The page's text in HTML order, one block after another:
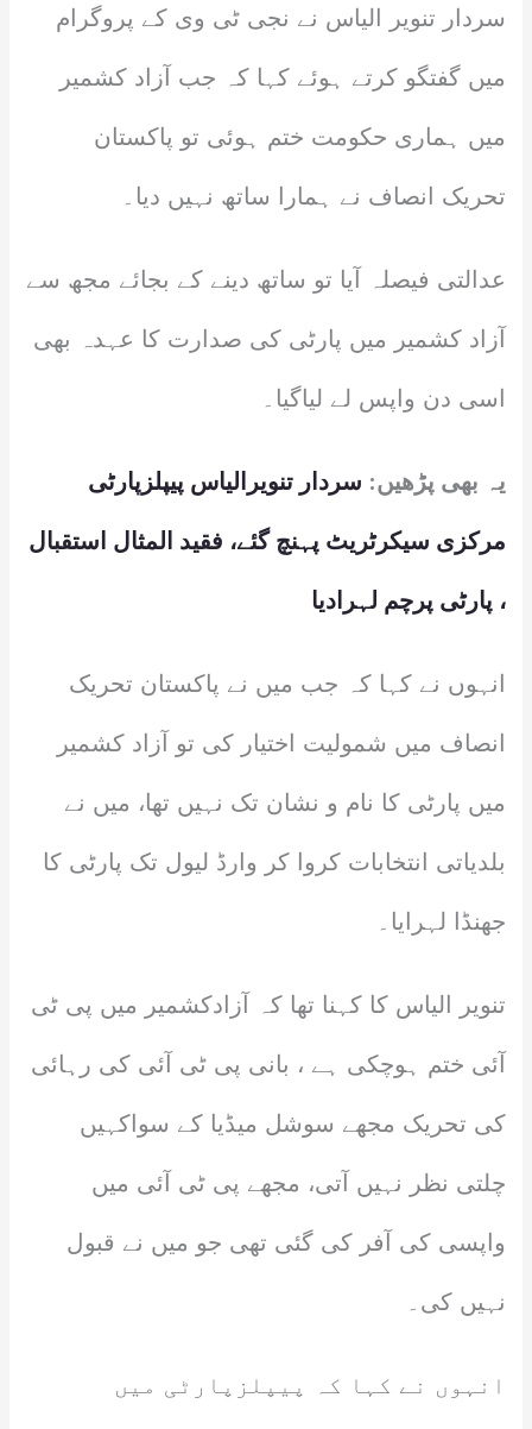
سردار تنویر الیاس نے نجی ٹی وی کے پروگرام
میں گفتگو کرتے ہوئے کہا کہ جب آزاد کشمیر
میں ہماری حکومت ختم ہوئی تو پاکستان
تحریک انصاف نے ہمارا ساتھ نہیں دیا۔
عدالتی فیصلہ آیا تو ساتھ دینے کے بجائے مجھ سے
آزاد کشمیر میں پارٹی کی صدارت کا عہدہ بھی
اسی دن واپس لے لیاگیا۔
یہ بھی پڑھیں: سردار تنویرالیاس پیپلزپارٹی
مرکزی سیکرٹریٹ پہنچ گئے، فقید المثال استقبال
، پارٹی پرچم لہرادیا
انہوں نے کہا کہ جب میں نے پاکستان تحریک
انصاف میں شمولیت اختیار کی تو آزاد کشمیر
میں پارٹی کا نام و نشان تک نہیں تھا، میں نے
بلدیاتی انتخابات کروا کر وارڈ لیول تک پارٹی کا
جھنڈا لہرایا۔
تنویر الیاس کا کہنا تھا کہ آزادکشمیر میں پی ٹی
آئی ختم ہوچکی ہے ، بانی پی ٹی آئی کی رہائی
کی تحریک مجھے سوشل میڈیا کے سواکہیں
چلتی نظر نہیں آتی، مجھے پی ٹی آئی میں
واپسی کی آفر کی گئی تھی جو میں نے قبول
نہیں کی۔
انہوں نے کہا کہ پیپلزپارٹی میں